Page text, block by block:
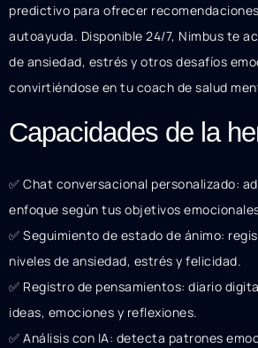
predictivo para ofrecer
autoayuda. Disponible 24/7, Nimbus te
de ansiedad, estrés y otros desafíos
convirtiéndose en tu coach de salud
Capacidades de la
✅ Chat conversacional personalizado:
enfoque según tus objetivos
✅ Seguimiento de estado de ánimo:
niveles de ansiedad, estrés y felicidad.
✅ Registro de pensamientos: diario
ideas, emociones y reflexiones.
✅ Análisis con IA: detecta patrones